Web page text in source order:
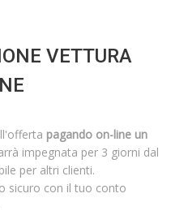
VETTURA
pagando on-line un
impegnata per 3 giorni dal
per altri clienti.
sicuro con il tuo conto